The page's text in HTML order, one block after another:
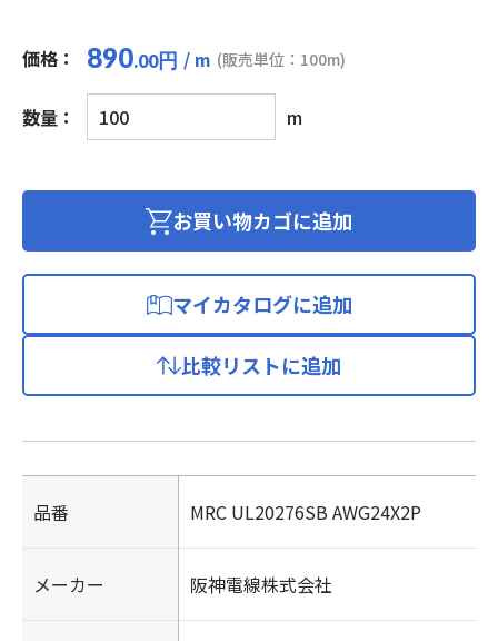
価格： 890.00円 / m (販売単位：100m)
数量：
信
号
シ
ロ
ッ
ー
ブ
m
お買い物カゴに追加
マイカタログに追加
比較リストに追加
品番 MRC UL20276SB AWG24X2P
メーカー 阪神電線株式会社